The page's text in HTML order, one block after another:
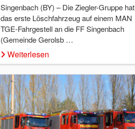
Singenbach (BY) – Die Ziegler-Gruppe hat
das erste Löschfahrzeug auf einem MAN
TGE-Fahrgestell an die FF Singenbach
(Gemeinde Gerolsb …
Weiterlesen